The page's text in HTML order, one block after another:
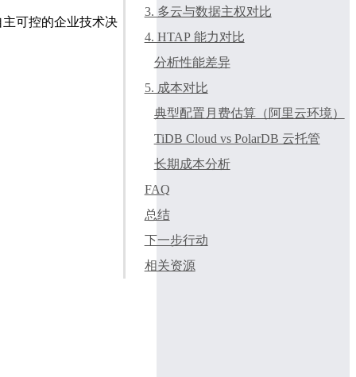
可控的企业技术决
3. 多云与数据主权对比
4. HTAP 能力对比
分析性能差异
5. 成本对比
典型配置月费估算（阿里云环境）
TiDB Cloud vs PolarDB 云托管
长期成本分析
FAQ
总结
下一步行动
相关资源